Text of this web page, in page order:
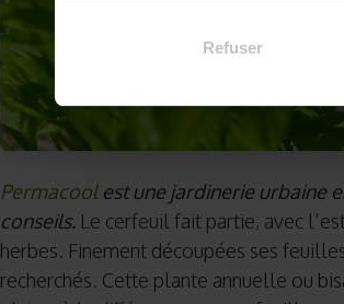
Refuser
Permacoolest une jardinerie urbaine
conseils. Le cerfeuil fait partie, avec
herbes. Finement découpées ses
recherchés. Cette plante annuelle ou